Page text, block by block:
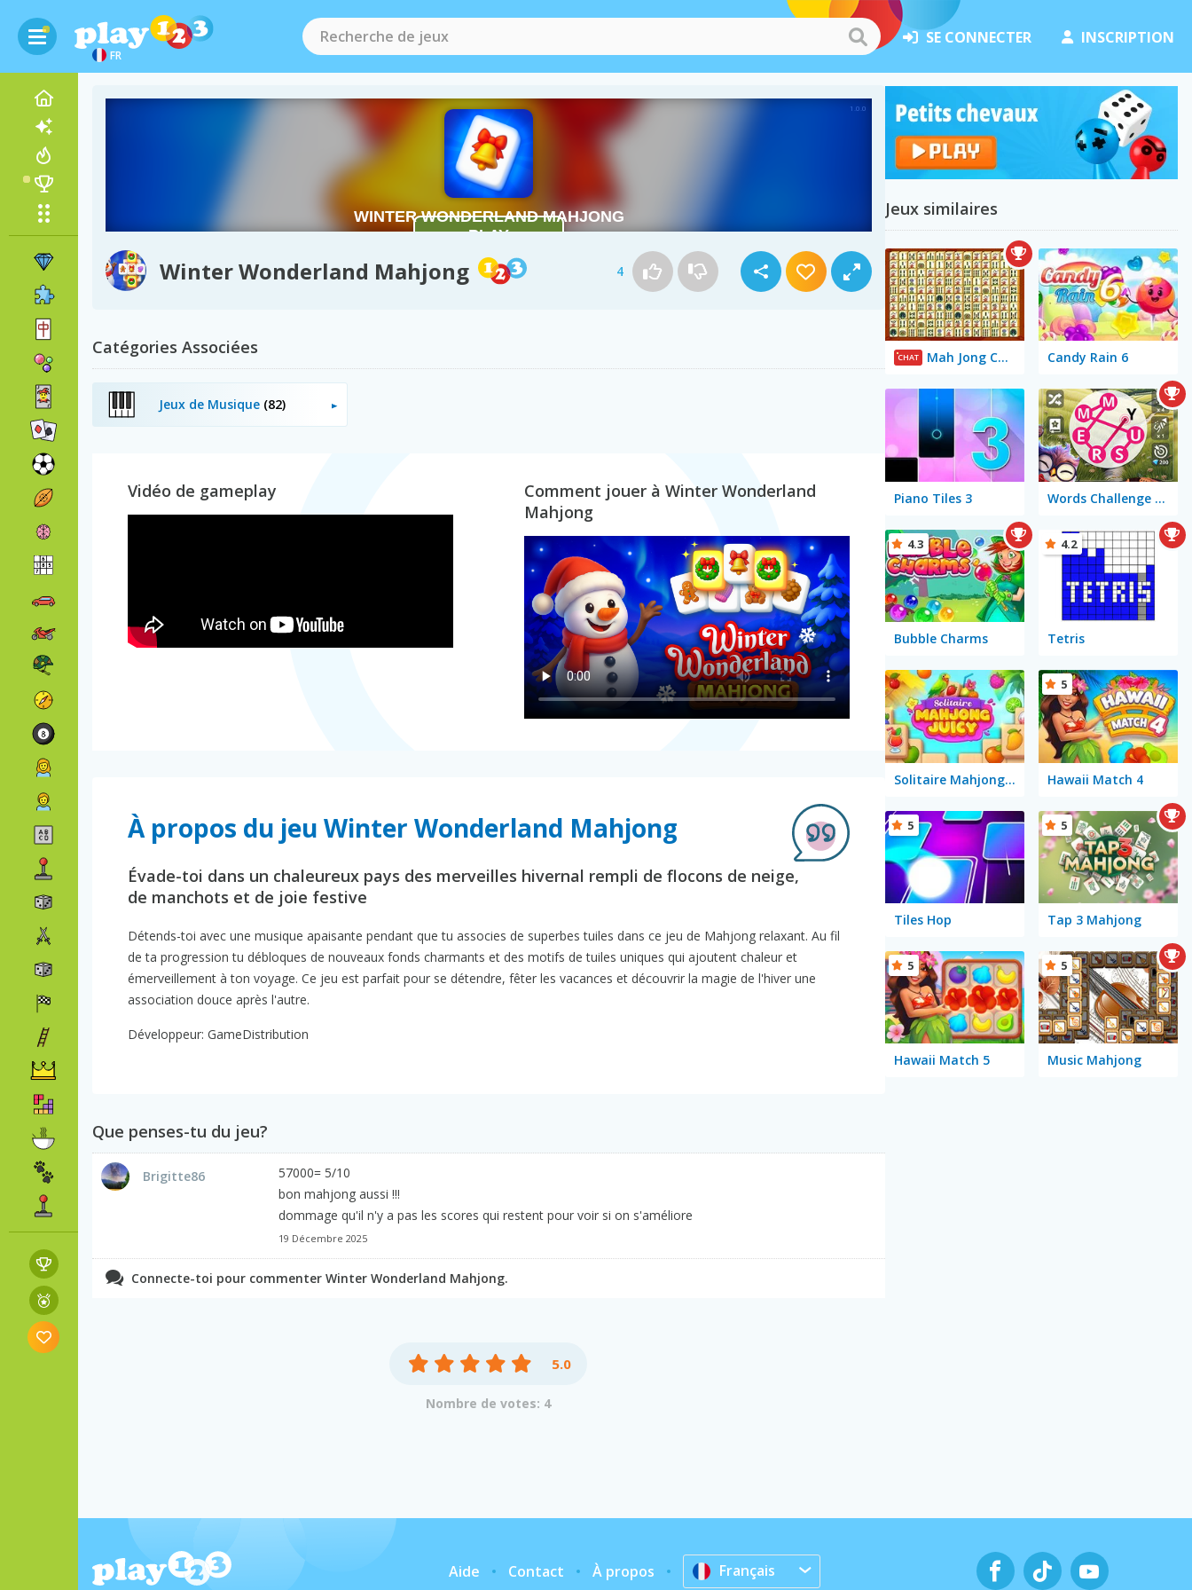
FR
SE CONNECTER INSCRIPTION
Winter Wonderland Mahjong 4
Catégories Associées
Jeux de Musique (82)
Vidéo de gameplay
Comment jouer à Winter Wonderland
Mahjong
À propos du jeu Winter Wonderland Mahjong
Évade-toi dans un chaleureux pays des merveilles hivernal rempli de flocons de neige,
de manchots et de joie festive
Détends-toi avec une musique apaisante pendant que tu associes de superbes tuiles dans ce jeu de Mahjong relaxant. Au fil
de ta progression tu débloques de nouveaux fonds charmants et des motifs de tuiles uniques qui ajoutent chaleur et
émerveillement à ton voyage. Ce jeu est parfait pour se détendre, fêter les vacances et découvrir la magie de l'hiver une
association douce après l'autre.
Développeur: GameDistribution
Que penses-tu du jeu?
Brigitte86
57000= 5/10
bon mahjong aussi !!!
dommage qu'il n'y a pas les scores qui restent pour voir si on s'améliore
19 Décembre 2025
Connecte-toi pour commenter Winter Wonderland Mahjong.
5.0
Nombre de votes: 4
Jeux similaires
CHAT Mah Jong Connect Candy Rain 6
Piano Tiles 3 Words Challenge Online
Bubble Charms
4.3
Tetris
4.2
Solitaire Mahjong Juicy Hawaii Match 4
5
Tiles Hop
5
Tap 3 Mahjong
5
Hawaii Match 5
5
Music Mahjong
5
Aide Contact À propos Français